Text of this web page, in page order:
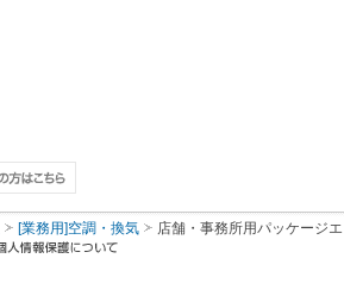
[業務用]空調・換気 店舗・事務所用パッケージ